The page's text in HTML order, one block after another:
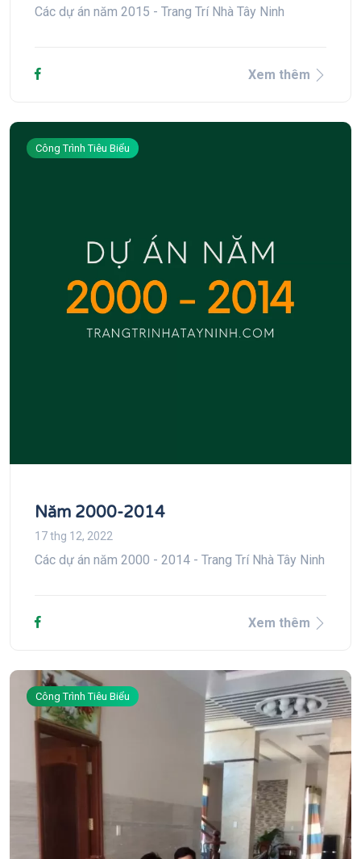
Các dự án năm 2015 - Trang Trí Nhà Tây Ninh
Xem thêm
Công Trình Tiêu Biểu
Năm 2000-2014
17 thg 12, 2022
Các dự án năm 2000 - 2014 - Trang Trí Nhà Tây Ninh
Xem thêm
Công Trình Tiêu Biểu